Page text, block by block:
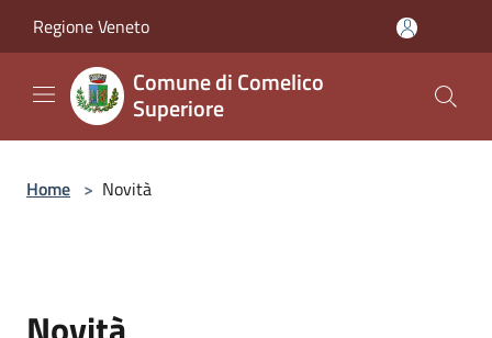
Regione Veneto
Comune di Comelico
Superiore
Home > Novità